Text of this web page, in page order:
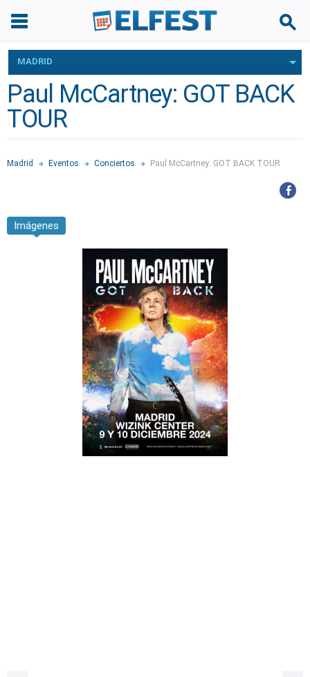
MADRID
Paul McCartney: GOT BACK
TOUR
Madrid Eventos Conciertos Paul McCartney: GOT BACK TOUR
Imágenes